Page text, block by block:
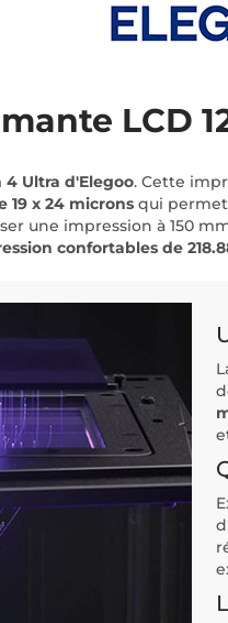
LCD
4 Ultra d'Elegoo. Cette
19 x 24 microns qui
une impression à 150
confortables de